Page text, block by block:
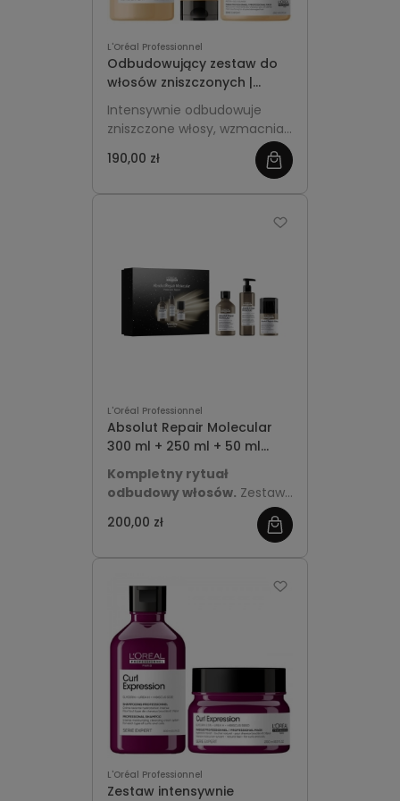
L'Oréal Professionnel
Odbudowujący zestaw do
włosów zniszczonych |
szampon 300ml, odżywka
200ml, maska klasyczna
250ml L'Oréal Absolut
Repair Gold
Intensywnie odbudowuje
zniszczone włosy, wzmacnia
miękkość, elastyczność i
190,00 zł
zobacz
więcej
L'Oréal Professionnel
Absolut Repair Molecular
300 ml + 250 ml + 50 ml
Zestaw świąteczny
Kompletny rytuał
odbudowy włosów. Zestaw
Absolut Repair Molecular z
szamponem, serum i
już po 1 użyciu, wzmacnia i
wygładza włosy, chroniąc je
przed puszeniem i
temperaturą do 230°C.
200,00 zł
L'Oréal Professionnel
Zestaw intensywnie